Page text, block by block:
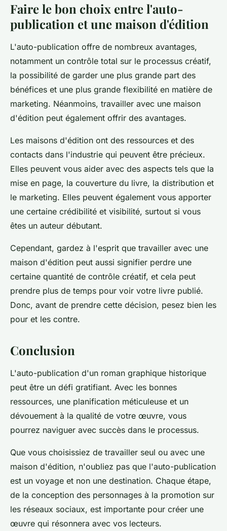
Faire le bon choix entre l'auto-
publication et une maison d'édition
L'auto-publication offre de nombreux avantages,
notamment un contrôle total sur le processus créatif,
la possibilité de garder une plus grande part des
bénéfices et une plus grande flexibilité en matière de
marketing. Néanmoins, travailler avec une maison
d'édition peut également offrir des avantages.
Les maisons d'édition ont des ressources et des
contacts dans l'industrie qui peuvent être précieux.
Elles peuvent vous aider avec des aspects tels que la
mise en page, la couverture du livre, la distribution et
le marketing. Elles peuvent également vous apporter
une certaine crédibilité et visibilité, surtout si vous
êtes un auteur débutant.
Cependant, gardez à l'esprit que travailler avec une
maison d'édition peut aussi signifier perdre une
certaine quantité de contrôle créatif, et cela peut
prendre plus de temps pour voir votre livre publié.
Donc, avant de prendre cette décision, pesez bien les
pour et les contre.
Conclusion
L'auto-publication d'un roman graphique historique
peut être un défi gratifiant. Avec les bonnes
ressources, une planification méticuleuse et un
dévouement à la qualité de votre œuvre, vous
pourrez naviguer avec succès dans le processus.
Que vous choisissiez de travailler seul ou avec une
maison d'édition, n'oubliez pas que l'auto-publication
est un voyage et non une destination. Chaque étape,
de la conception des personnages à la promotion sur
les réseaux sociaux, est importante pour créer une
œuvre qui résonnera avec vos lecteurs.